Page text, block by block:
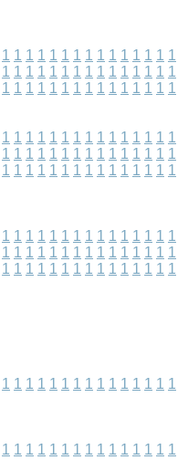
1 1 1 1 1 1 1 1 1 1 1 1 1 1 1
1 1 1 1 1 1 1 1 1 1 1 1 1 1 1
1 1 1 1 1 1 1 1 1 1 1 1 1 1 1
1 1 1 1 1 1 1 1 1 1 1 1 1 1 1
1 1 1 1 1 1 1 1 1 1 1 1 1 1 1
1 1 1 1 1 1 1 1 1 1 1 1 1 1 1
1 1 1 1 1 1 1 1 1 1 1 1 1 1 1
1 1 1 1 1 1 1 1 1 1 1 1 1 1 1
1 1 1 1 1 1 1 1 1 1 1 1 1 1 1
1 1 1 1 1 1 1 1 1 1 1 1 1 1 1
1 1 1 1 1 1 1 1 1 1 1 1 1 1 1